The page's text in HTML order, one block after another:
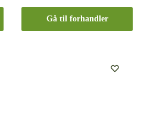
Gå til forhandler